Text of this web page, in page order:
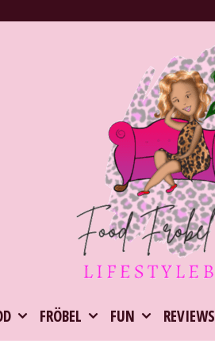
FRÖBEL FUN REVIEWS